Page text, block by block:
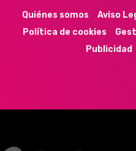
Quiénes somos Aviso
Política de cookies
Publicidad